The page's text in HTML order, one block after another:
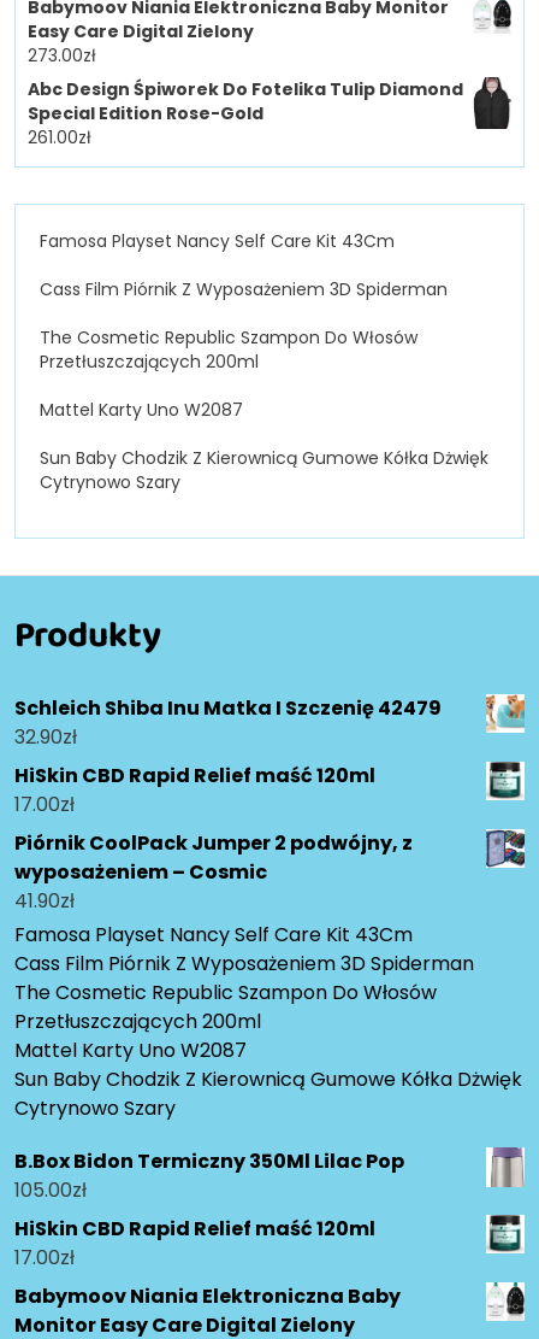
Babymoov Niania Elektroniczna Baby Monitor
Easy Care Digital Zielony
273.00zł
Abc Design Śpiworek Do Fotelika Tulip Diamond
Special Edition Rose-Gold
261.00zł
Famosa Playset Nancy Self Care Kit 43Cm
Cass Film Piórnik Z Wyposażeniem 3D Spiderman
The Cosmetic Republic Szampon Do Włosów
Przetłuszczających 200ml
Mattel Karty Uno W2087
Sun Baby Chodzik Z Kierownicą Gumowe Kółka Dżwięk
Cytrynowo Szary
Produkty
Schleich Shiba Inu Matka I Szczenię 42479
32.90zł
HiSkin CBD Rapid Relief maść 120ml
17.00zł
Piórnik CoolPack Jumper 2 podwójny, z
wyposażeniem – Cosmic
41.90zł
Famosa Playset Nancy Self Care Kit 43Cm
Cass Film Piórnik Z Wyposażeniem 3D Spiderman
The Cosmetic Republic Szampon Do Włosów
Przetłuszczających 200ml
Mattel Karty Uno W2087
Sun Baby Chodzik Z Kierownicą Gumowe Kółka Dżwięk
Cytrynowo Szary
B.Box Bidon Termiczny 350Ml Lilac Pop
105.00zł
HiSkin CBD Rapid Relief maść 120ml
17.00zł
Babymoov Niania Elektroniczna Baby
Monitor Easy Care Digital Zielony